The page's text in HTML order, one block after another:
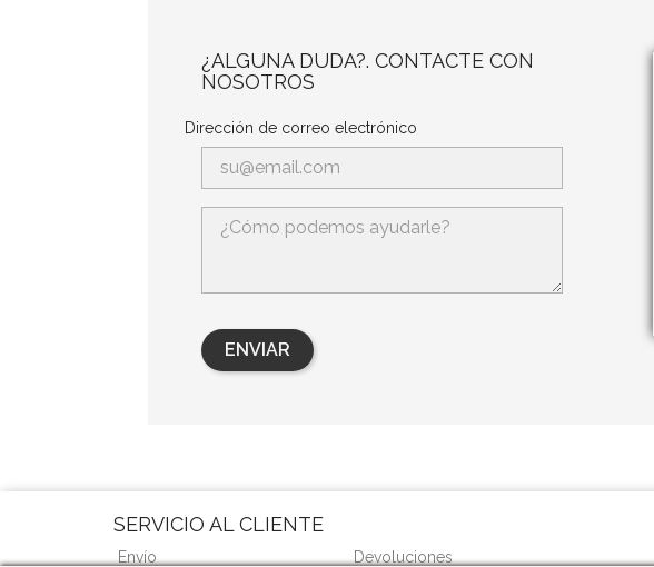
¿ALGUNA DUDA?. CONTACTE CON
NOSOTROS
Dirección de correo electrónico
SERVICIO AL CLIENTE
Envío Devoluciones